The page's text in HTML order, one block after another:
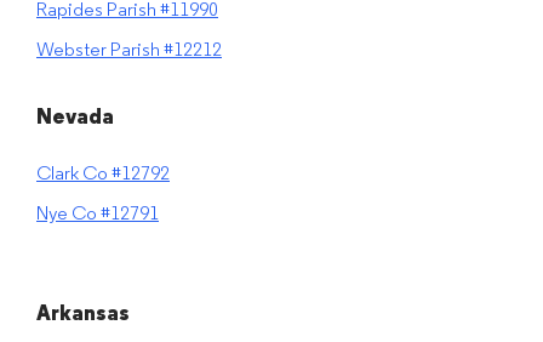
Rapides Parish #11990
Webster Parish #12212
Nevada
Clark Co #12792
Nye Co #12791
Arkansas